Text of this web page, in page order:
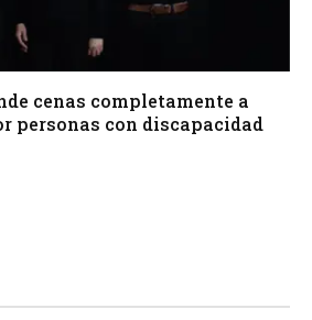
cenas completamente a
personas con discapacidad